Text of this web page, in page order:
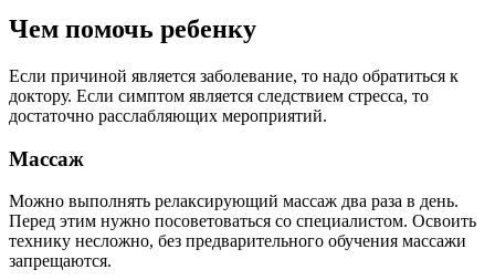
Чем помочь ребенку
Если причиной является заболевание, то надо обратиться к
доктору. Если симптом является следствием стресса, то
достаточно расслабляющих мероприятий.
Массаж
Можно выполнять релаксирующий массаж два раза в день.
Перед этим нужно посоветоваться со специалистом. Освоить
технику несложно, без предварительного обучения массажи
запрещаются.